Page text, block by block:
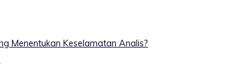
Menentukan Keselamatan Analis?